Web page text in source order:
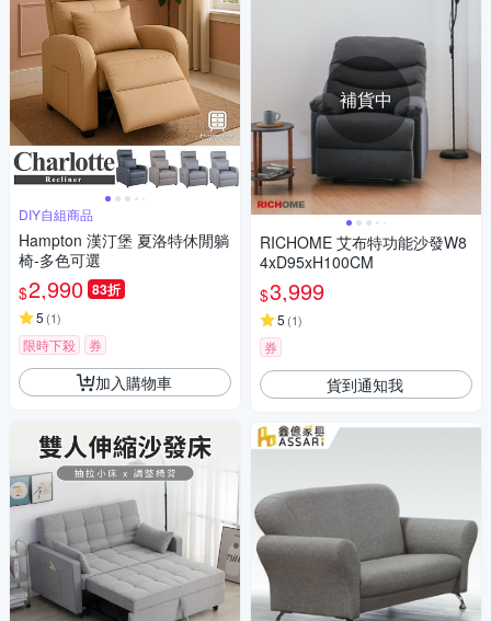
DIY自組商品
Hampton 漢汀堡 夏洛特休閒躺
椅-多色可選
$2,990 83折
5 (1)
限時下殺 券
加入購物車
補貨中
RICHOME 艾布特功能沙發W8
4xD95xH100CM
$3,999
5 (1)
券
貨到通知我